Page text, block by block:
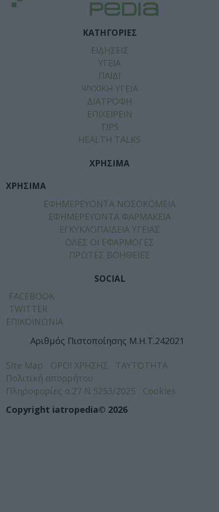
ΚΑΤΗΓΟΡΙΕΣ
ΕΙΔΗΣΕΙΣ
ΥΓΕΙΑ
ΠΑΙΔΙ
ΨΥΧΙΚΗ ΥΓΕΙΑ
ΔΙΑΤΡΟΦΗ
ΕΠΙΧΕΙΡΕΙΝ
TIPS
HEALTH TALKS
ΧΡΗΣΙΜΑ
ΧΡΗΣΙΜΑ
ΕΦΗΜΕΡΕΥΟΝΤΑ ΝΟΣΟΚΟΜΕΙΑ
ΕΦΗΜΕΡΕΥΟΝΤΑ ΦΑΡΜΑΚΕΙΑ
ΕΓΚΥΚΛΟΠΑΙΔΕΙΑ ΥΓΕΙΑΣ
ΟΛΕΣ ΟΙ ΕΦΑΡΜΟΓΕΣ
ΠΡΩΤΕΣ ΒΟΗΘΕΙΕΣ
SOCIAL
FACEBOOK
TWITTER
ΕΠΙΚΟΙΝΩΝΙΑ
Αριθμός Πιστοποίησης Μ.Η.Τ.242021
Site Map ΟΡΟΙ ΧΡΗΣΗΣ
ΤΑΥΤΟΤΗΤΑ
Πολιτική απορρήτου
Πληροφορίες α.27 Ν.5253/2025
Cookies
Copyright iatropedia© 2026